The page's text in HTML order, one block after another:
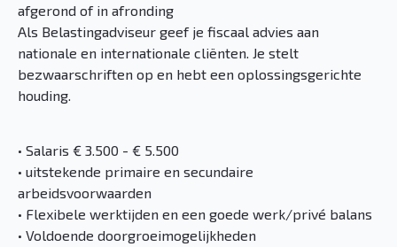
afgerond of in afronding
Als Belastingadviseur geef je fiscaal advies aan
nationale en internationale cliënten. Je stelt
bezwaarschriften op en hebt een oplossingsgerichte
houding.
• Salaris € 3.500 - € 5.500
• uitstekende primaire en secundaire
arbeidsvoorwaarden
• Flexibele werktijden en een goede werk/privé balans
• Voldoende doorgroeimogelijkheden